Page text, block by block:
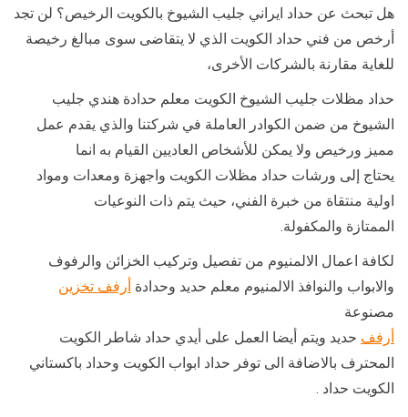
هل تبحث عن حداد ايراني جليب الشيوخ بالكويت الرخيص؟ لن تجد
أرخص من فني حداد الكويت الذي لا يتقاضى سوى مبالغ رخيصة
للغاية مقارنة بالشركات الأخرى،
حداد مظلات جليب الشيوخ الكويت معلم حدادة هندي جليب
الشيوخ من ضمن الكوادر العاملة في شركتنا والذي يقدم عمل
مميز ورخيص ولا يمكن للأشخاص العاديين القيام به انما
يحتاج إلى ورشات حداد مظلات الكويت واجهزة ومعدات ومواد
اولية منتقاة من خبرة الفني، حيث يتم ذات النوعيات
الممتازة والمكفولة.
لكافة اعمال الالمنيوم من تفصيل وتركيب الخزائن والرفوف
والابواب والنوافذ الالمنيوم معلم حديد وحدادة أرفف تخزين
مصنوعة
أرفف حديد ويتم أيضا العمل على أيدي حداد شاطر الكويت
المحترف بالاضافة الى توفر حداد ابواب الكويت وحداد باكستاني
الكويت حداد .